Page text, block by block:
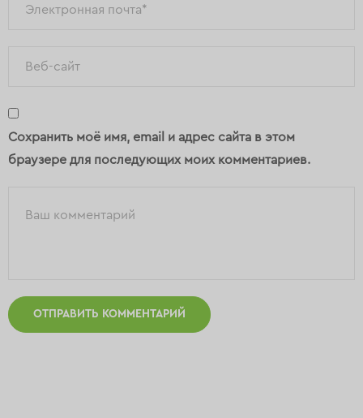
Сохранить моё имя, email и адрес сайта в этом
браузере для последующих моих комментариев.